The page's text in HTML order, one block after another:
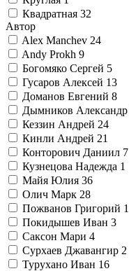
Квадратная 32
Автор
Alex Manchev 24
Andy Prokh 9
Богомяко Сергей 5
Гусаров Алексей 13
Доманов Евгений 8
Дымников Александр
Кеззин Андрей 24
Кинли Андрей 21
Конторович Даниил 7
Кузнецова Надежда 1
Майя Юлия 36
Олич Марк 28
Пожванов Григорий 1
Покидышев Иван 3
Саксон Мари 4
Сурхаев Джавангир 2
Турухано Иван 16